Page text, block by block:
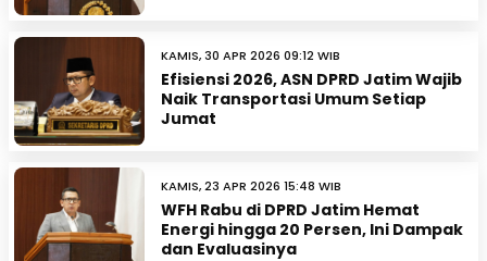
KAMIS, 30 APR 2026 09:12 WIB
Efisiensi 2026, ASN DPRD Jatim Wajib
Naik Transportasi Umum Setiap
Jumat
KAMIS, 23 APR 2026 15:48 WIB
WFH Rabu di DPRD Jatim Hemat
Energi hingga 20 Persen, Ini Dampak
dan Evaluasinya